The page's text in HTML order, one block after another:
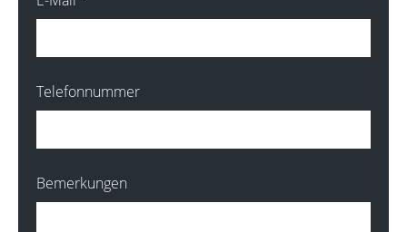
Telefonnummer
Bemerkungen